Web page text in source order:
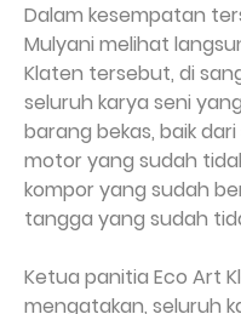
Dalam kesempatan
Mulyani melihat
Klaten tersebut, di
seluruh karya seni
barang bekas, baik
motor yang sudah
kompor yang sudah
tangga yang sudah
Ketua panitia Eco Art
mengatakan, seluruh